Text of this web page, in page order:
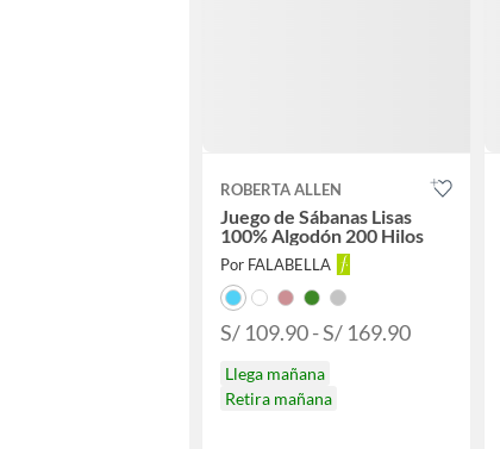
ROBERTA ALLEN
Juego de Sábanas Lisas
100% Algodón 200 Hilos
Por FALABELLA
S/ 109.90 - S/ 169.90
Llega mañana
Retira mañana